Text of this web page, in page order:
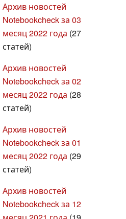
Архив новостей
Notebookcheck за 03
месяц 2022 года (27
статей)
Архив новостей
Notebookcheck за 02
месяц 2022 года (28
статей)
Архив новостей
Notebookcheck за 01
месяц 2022 года (29
статей)
Архив новостей
Notebookcheck за 12